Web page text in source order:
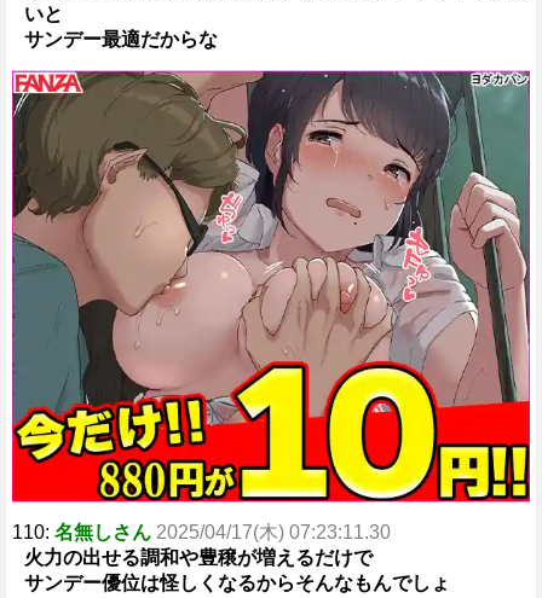
いと
サンデー最適だからな
110: 名無しさん 2025/04/17(木) 07:23:11.30
火力の出せる調和や豊穣が増えるだけで
サンデー優位は怪しくなるからそんなもんでしょ